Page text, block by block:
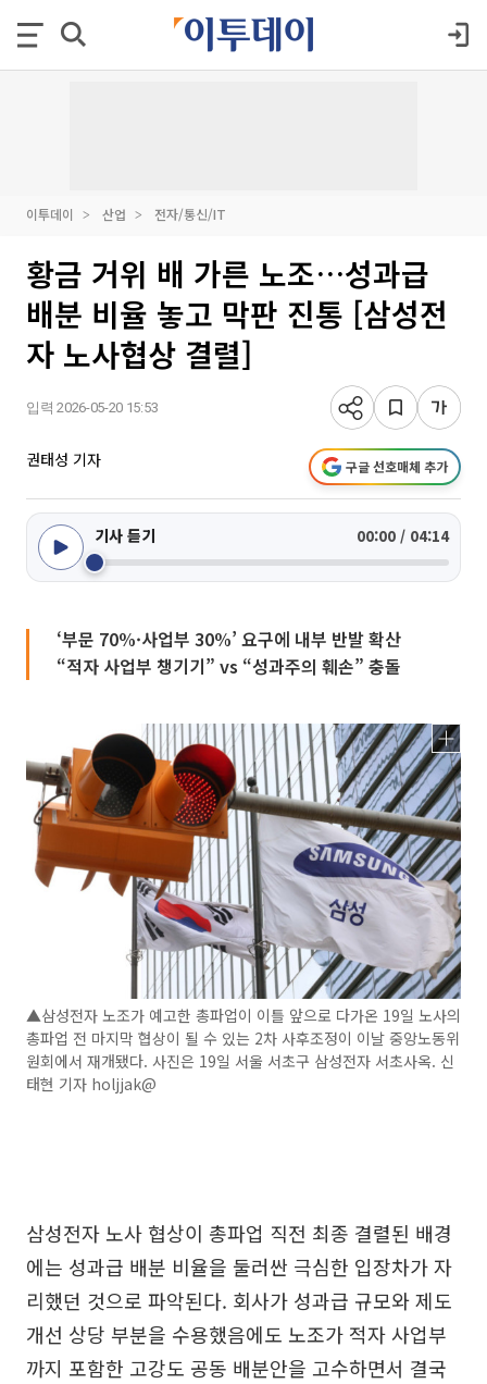
이투데이 산업 전자/통신/IT
황금 거위 배 가른 노조…성과급
배분 비율 놓고 막판 진통 [삼성전
자 노사협상 결렬]
입력 2026-05-20 15:53
권태성 기자 구글 선호매체 추가
기사 듣기 00:00 / 04:14
‘부문 70%·사업부 30%’ 요구에 내부 반발 확산
“적자 사업부 챙기기” vs “성과주의 훼손” 충돌
▲삼성전자 노조가 예고한 총파업이 이틀 앞으로 다가온 19일 노사의
총파업 전 마지막 협상이 될 수 있는 2차 사후조정이 이날 중앙노동위
원회에서 재개됐다. 사진은 19일 서울 서초구 삼성전자 서초사옥. 신
태현 기자 holjjak@
삼성전자 노사 협상이 총파업 직전 최종 결렬된 배경
에는 성과급 배분 비율을 둘러싼 극심한 입장차가 자
리했던 것으로 파악된다. 회사가 성과급 규모와 제도
개선 상당 부분을 수용했음에도 노조가 적자 사업부
까지 포함한 고강도 공동 배분안을 고수하면서 결국